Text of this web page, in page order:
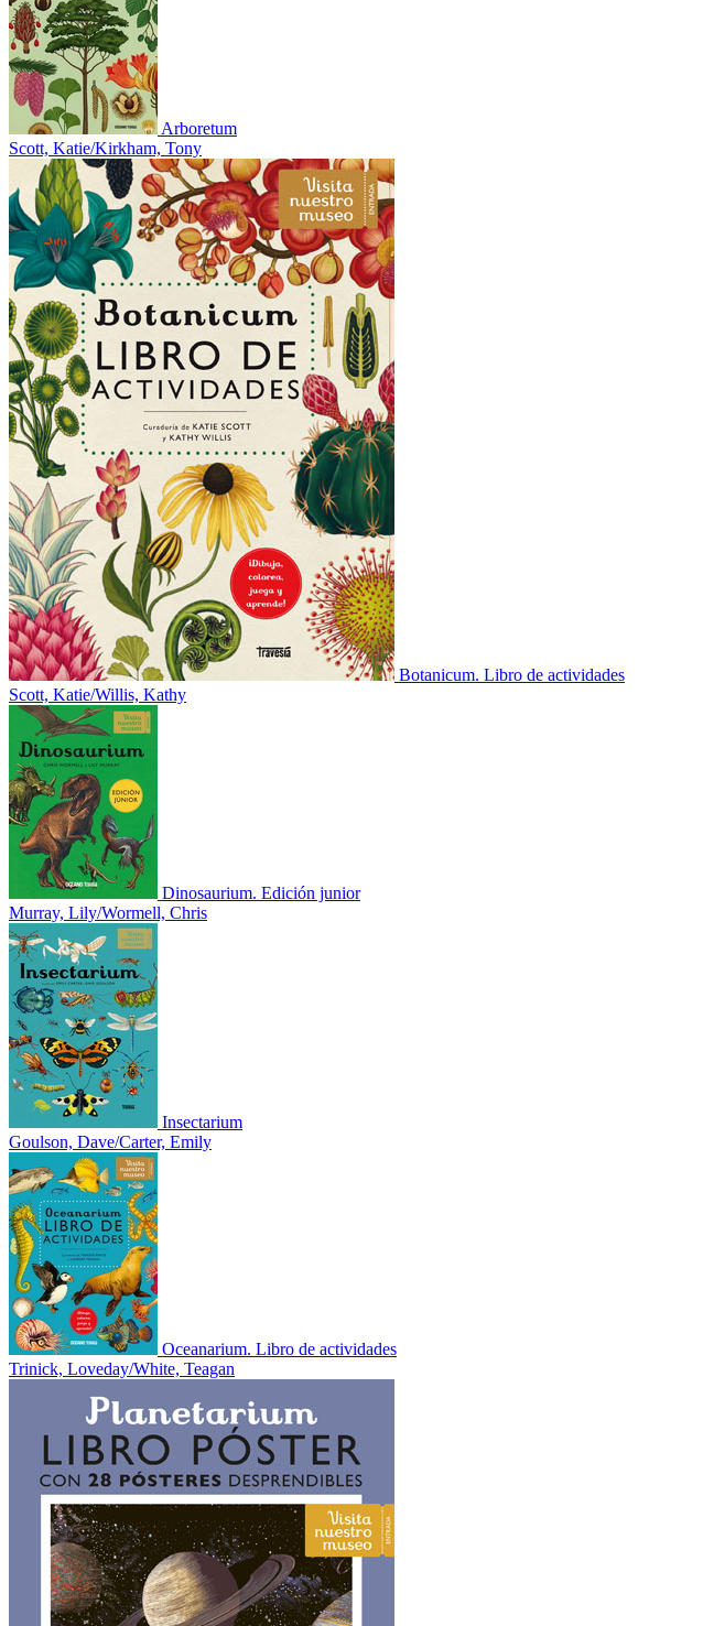
Arboretum
Scott, Katie/Kirkham, Tony
Botanicum. Libro de actividades
Scott, Katie/Willis, Kathy
Dinosaurium. Edición junior
Murray, Lily/Wormell, Chris
Insectarium
Goulson, Dave/Carter, Emily
Oceanarium. Libro de actividades
Trinick, Loveday/White, Teagan